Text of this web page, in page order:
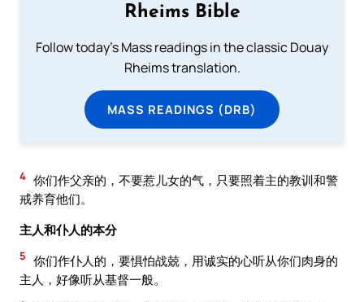
Rheims Bible
Follow today's Mass readings in the classic Douay
Rheims translation.
MASS READINGS (DRB)
4 你们作父亲的，不要惹儿女的气，只要照着主的教训和警
戒养育他们。
主人和仆人的本分
5 你们作仆人的，要惧怕战兢，用诚实的心听从你们肉身的
主人，好像听从基督一般。